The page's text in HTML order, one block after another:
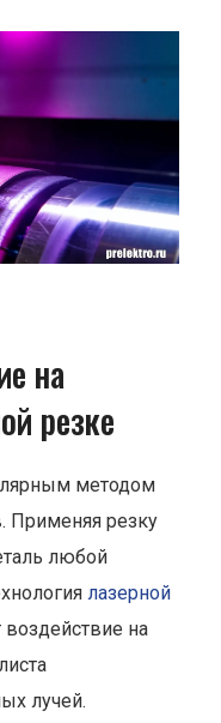
на
резке
методом
Применяя резку
любой
лазерной
на
лучей.